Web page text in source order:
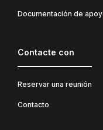
Documentación de
Contacte con
Reservar una reunión
Contacto